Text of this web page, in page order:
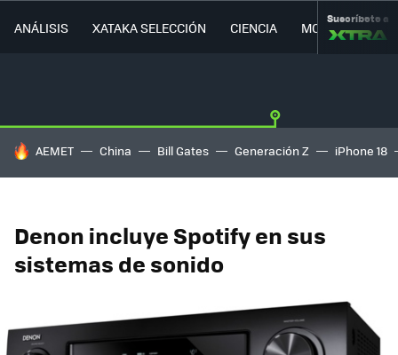
ANÁLISIS XATAKA SELECCIÓN CIENCIA MOVILIDAD
Suscríbete a
HOY SE HABLA DE
AEMET China Bill Gates Generación Z iPhone 18
Denon incluye Spotify en sus
sistemas de sonido